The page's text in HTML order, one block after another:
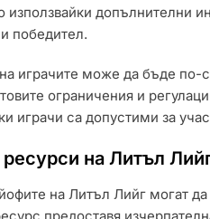
използвайки допълнителни
победител.
играчите може да бъде
ограничения и
играчи са допустими за
на Литъл
на Литъл Лийг могат